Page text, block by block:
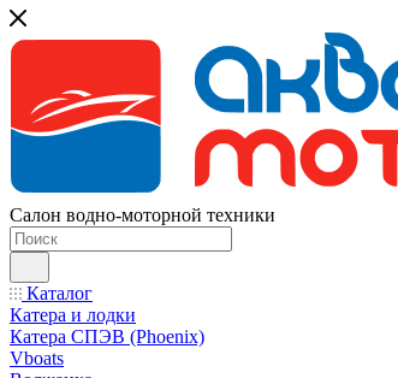
Салон водно-моторной техники
Каталог
Катера и лодки
Катера СПЭВ (Phoenix)
Vboats